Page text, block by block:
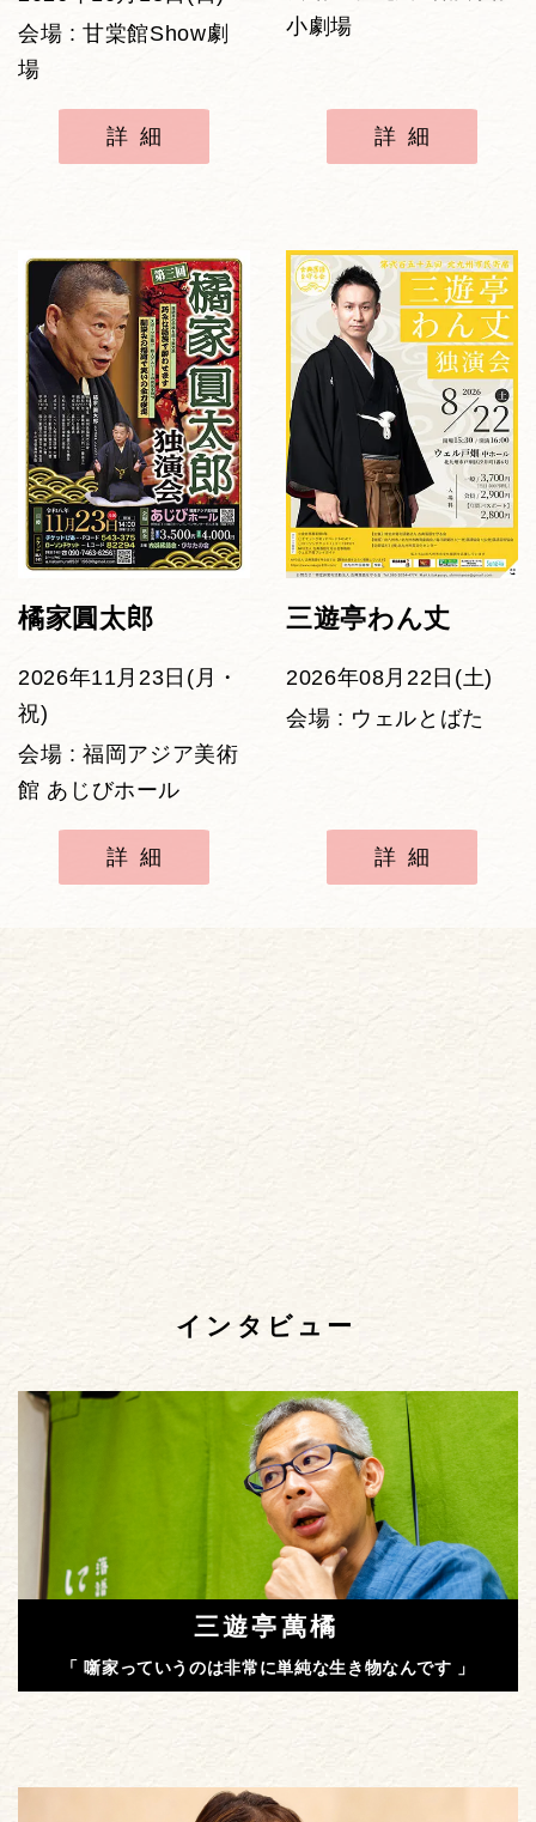
会場 : 甘棠館Show劇
場
詳細
小劇場
詳細
橘家圓太郎
2026年11月23日(月・
祝)
会場 : 福岡アジア美術
館 あじびホール
詳細
三遊亭わん丈
2026年08月22日(土)
会場 : ウェルとばた
詳細
インタビュー
三遊亭萬橘
「 噺家っていうのは非常に単純な生き物なんです 」